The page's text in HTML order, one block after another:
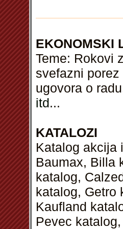
EKONOMSKI
Teme: Rokovi
svefazni
ugovora o
itd...
KATALOZI
Katalog akcija
Baumax, Billa
katalog,
katalog, Getro
Kaufland
Pevec